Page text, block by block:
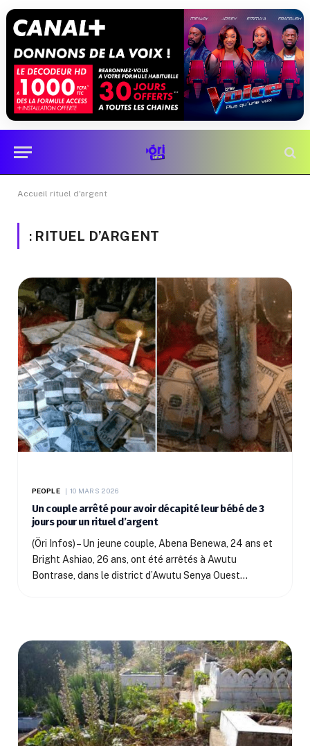
Accueil rituel d'argent
: RITUEL D’ARGENT
PEOPLE 10 MARS 2026
Un couple arrêté pour avoir décapité leur bébé de 3
jours pour un rituel d’argent
(Öri Infos) – Un jeune couple, Abena Benewa, 24 ans et
Bright Ashiao, 26 ans, ont été arrêtés à Awutu
Bontrase, dans le district d’Awutu Senya Ouest…